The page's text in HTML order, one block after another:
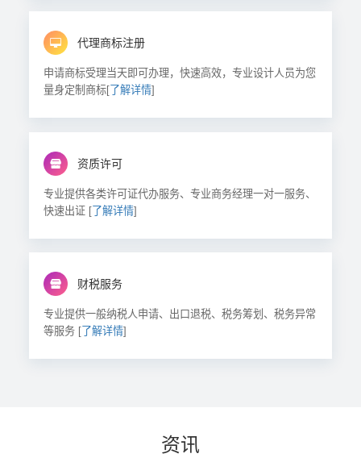
代理商标注册
申请商标受理当天即可办理，快速高效，专业设计人员为您
量身定制商标[了解详情]
资质许可
专业提供各类许可证代办服务、专业商务经理一对一服务、
快速出证 [了解详情]
财税服务
专业提供一般纳税人申请、出口退税、税务筹划、税务异常
等服务 [了解详情]
资讯